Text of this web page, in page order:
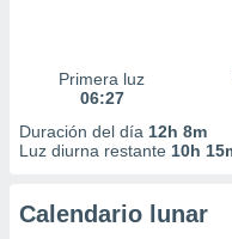
Primera luz
06:27
Duración del día 12h 8m
Luz diurna restante 10h
Calendario lunar